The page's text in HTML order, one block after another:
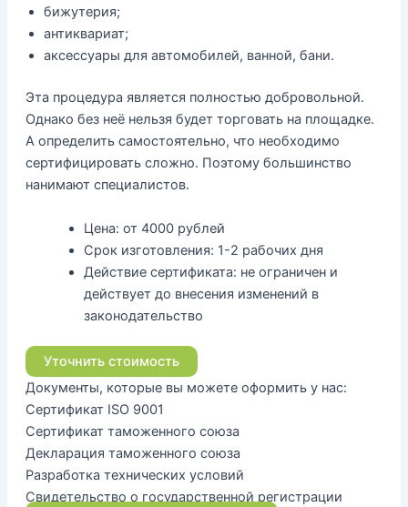
бижутерия;
антиквариат;
аксессуары для автомобилей, ванной, бани.
Эта процедура является полностью добровольной.
Однако без неё нельзя будет торговать на площадке.
А определить самостоятельно, что необходимо
сертифицировать сложно. Поэтому большинство
нанимают специалистов.
Цена: от 4000 рублей
Срок изготовления: 1-2 рабочих дня
Действие сертификата: не ограничен и
действует до внесения изменений в
законодательство
Уточнить стоимость
Документы, которые вы можете оформить у нас:
Сертификат ISO 9001
Сертификат таможенного союза
Декларация таможенного союза
Разработка технических условий
Свидетельство о государственной регистрации